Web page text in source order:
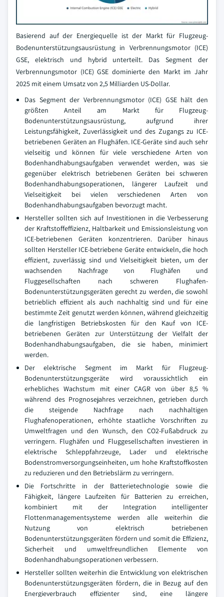
Basierend auf der Energiequelle ist der Markt für Flugzeug-
Bodenunterstützungsausrüstung in Verbrennungsmotor (ICE)
GSE, elektrisch und hybrid unterteilt. Das Segment der
Verbrennungsmotor (ICE) GSE dominierte den Markt im Jahr
2025 mit einem Umsatz von 2,5 Milliarden US-Dollar.
Das Segment der Verbrennungsmotor (ICE) GSE hält den
größten Anteil am Markt für Flugzeug-
Bodenunterstützungsausrüstung, aufgrund ihrer
Leistungsfähigkeit, Zuverlässigkeit und des Zugangs zu ICE-
betriebenen Geräten an Flughäfen. ICE-Geräte sind auch sehr
vielseitig und können für viele verschiedene Arten von
Bodenhandhabungsaufgaben verwendet werden, was sie
gegenüber elektrisch betriebenen Geräten bei schweren
Bodenhandhabungsoperationen, längerer Laufzeit und
Vielseitigkeit bei vielen verschiedenen Arten von
Bodenhandhabungsaufgaben bevorzugt macht.
Hersteller sollten sich auf Investitionen in die Verbesserung
der Kraftstoffeffizienz, Haltbarkeit und Emissionsleistung von
ICE-betriebenen Geräten konzentrieren. Darüber hinaus
sollten Hersteller ICE-betriebene Geräte entwickeln, die hoch
effizient, zuverlässig sind und Vielseitigkeit bieten, um der
wachsenden Nachfrage von Flughäfen und
Fluggesellschaften nach schweren Flughafen-
Bodenunterstützungsgeräten gerecht zu werden, die sowohl
betrieblich effizient als auch nachhaltig sind und für eine
bestimmte Zeit genutzt werden können, während gleichzeitig
die langfristigen Betriebskosten für den Kauf von ICE-
betriebenen Geräten zur Unterstützung der Vielfalt der
Bodenhandhabungsaufgaben, die sie haben, minimiert
werden.
Der elektrische Segment im Markt für Flugzeug-
Bodenunterstützungsgeräte wird voraussichtlich ein
erhebliches Wachstum mit einer CAGR von über 8,5 %
während des Prognosejahres verzeichnen, getrieben durch
die steigende Nachfrage nach nachhaltigen
Flughafenoperationen, erhöhte staatliche Vorschriften zu
Umweltfragen und den Wunsch, den CO2-Fußabdruck zu
verringern. Flughäfen und Fluggesellschaften investieren in
elektrische Schleppfahrzeuge, Lader und elektrische
Bodenstromversorgungseinheiten, um hohe Kraftstoffkosten
zu reduzieren und den Betriebslärm zu verringern.
Die Fortschritte in der Batterietechnologie sowie die
Fähigkeit, längere Laufzeiten für Batterien zu erreichen,
kombiniert mit der Integration intelligenter
Flottenmanagementsysteme werden alle weiterhin die
Nutzung von elektrisch betriebenen
Bodenunterstützungsgeräten fördern und somit die Effizienz,
Sicherheit und umweltfreundlichen Elemente von
Bodenhandhabungsoperationen verbessern.
Hersteller sollten weiterhin die Entwicklung von elektrischen
Bodenunterstützungsgeräten fördern, die in Bezug auf den
Energieverbrauch effizienter sind, eine längere